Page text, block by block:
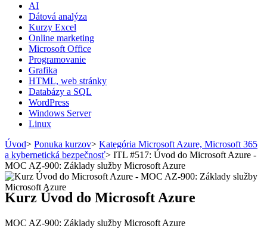
AI
Dátová analýza
Kurzy Excel
Online marketing
Microsoft Office
Programovanie
Grafika
HTML, web stránky
Databázy a SQL
WordPress
Windows Server
Linux
Úvod> Ponuka kurzov> Kategória Microsoft Azure, Microsoft 365
a kybernetická bezpečnosť> ITL #517: Úvod do Microsoft Azure -
MOC AZ-900: Základy služby Microsoft Azure
Kurz Úvod do Microsoft Azure
MOC AZ-900: Základy služby Microsoft Azure